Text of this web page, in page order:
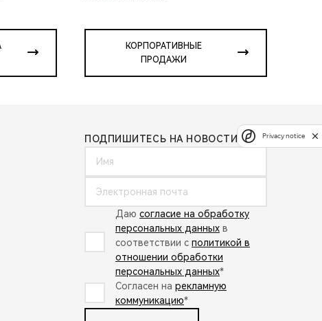
КОРПОРАТИВНЫЕ
ПРОДАЖИ
ПОДПИШИТЕСЬ НА НОВОСТИ:
Даю согласие на обработку
персональных данных в
соответствии с политикой в
отношении обработки
персональных данных*
Согласен на рекламную
коммуникацию*
Privacy notice